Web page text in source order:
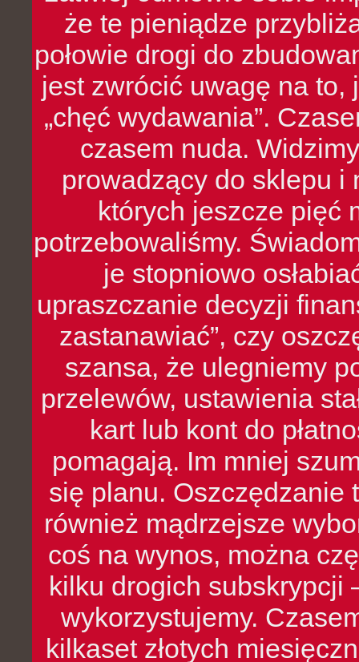
że te pieniądze
połowie drogi do
jest zwrócić uwagę na to,
„chęć wydawania”.
czasem nuda.
prowadzący do sklepu i
których jeszcze pięć
potrzebowaliśmy.
je stopniowo
upraszczanie decyzji
zastanawiać”, czy
szansa, że ulegniemy
przelewów, ustawienia
kart lub kont do
pomagają. Im mniej
się planu. Oszczędzanie
również mądrzejsze
coś na wynos, można
kilku drogich subskrypcji
wykorzystujemy.
kilkaset złotych